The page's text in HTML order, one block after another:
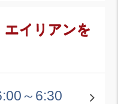
イリアンを
～6:30